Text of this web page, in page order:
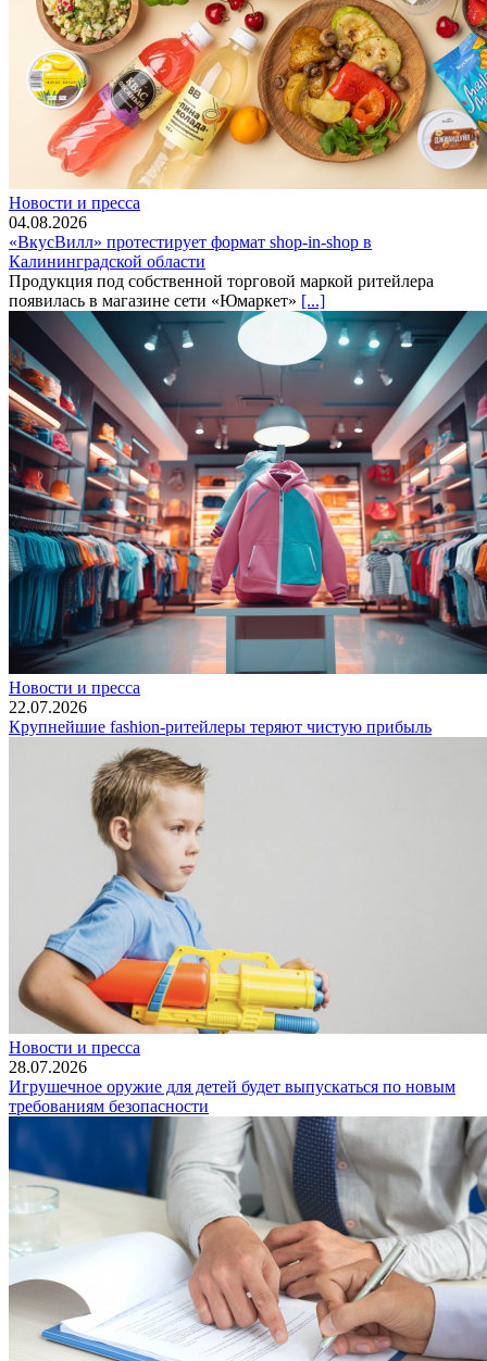
Новости и пресса
04.08.2026
«ВкусВилл» протестирует формат shop-in-shop в
Калининградской области
Продукция под собственной торговой маркой ритейлера
появилась в магазине сети «Юмаркет» [...]
Новости и пресса
22.07.2026
Крупнейшие fashion-ритейлеры теряют чистую прибыль
Новости и пресса
28.07.2026
Игрушечное оружие для детей будет выпускаться по новым
требованиям безопасности